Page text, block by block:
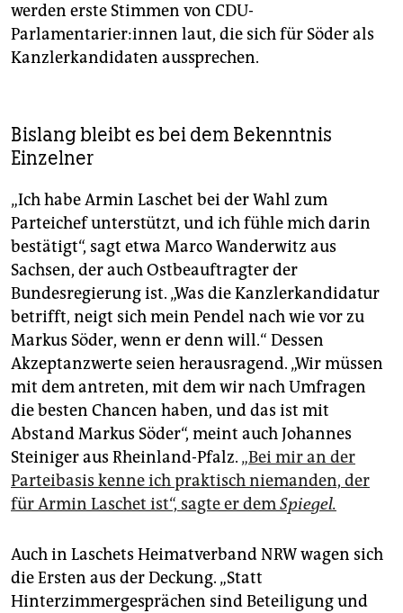
werden erste Stimmen von CDU-
Parlamentarier:innen laut, die sich für Söder als
Kanzlerkandidaten aussprechen.
Bislang bleibt es bei dem Bekenntnis
Einzelner
„Ich habe Armin Laschet bei der Wahl zum
Parteichef unterstützt, und ich fühle mich darin
bestätigt“, sagt etwa Marco Wanderwitz aus
Sachsen, der auch Ostbeauftragter der
Bundesregierung ist. „Was die Kanzlerkandidatur
betrifft, neigt sich mein Pendel nach wie vor zu
Markus Söder, wenn er denn will.“ Dessen
Akzeptanzwerte seien herausragend. „Wir müssen
mit dem antreten, mit dem wir nach Umfragen
die besten Chancen haben, und das ist mit
Abstand Markus Söder“, meint auch Johannes
Steiniger aus Rheinland-Pfalz. „Bei mir an der
Parteibasis kenne ich praktisch niemanden, der
für Armin Laschet ist“, sagte er demSpiegel.
Auch in Laschets Heimatverband NRW wagen sich
die Ersten aus der Deckung. „Statt
Hinterzimmergesprächen sind Beteiligung und